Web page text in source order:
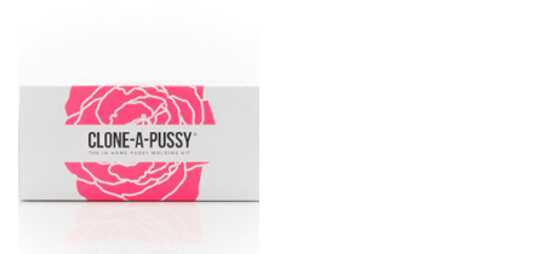
auf.
Die
Optionen
können
auf